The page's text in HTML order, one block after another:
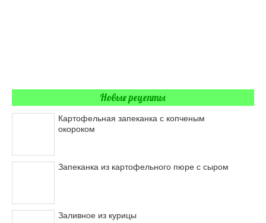
Новые рецепты
Картофельная запеканка с копченым
окороком
Запеканка из картофельного пюре с сыром
Заливное из курицы